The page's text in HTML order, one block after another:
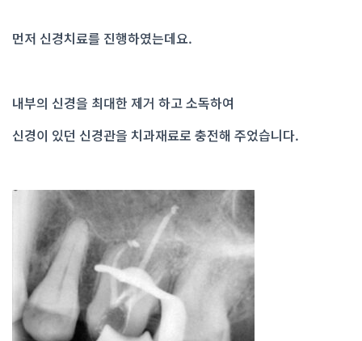
먼저 신경치료를 진행하였는데요.
내부의 신경을 최대한 제거 하고 소독하여
신경이 있던 신경관을 치과재료로 충전해 주었습니다.